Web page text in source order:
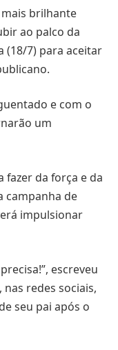
brilhante
ao palco da
(18/7) para aceitar
e com o
um
fazer da força e da
campanha de
impulsionar
escreveu
redes sociais,
seu pai após o